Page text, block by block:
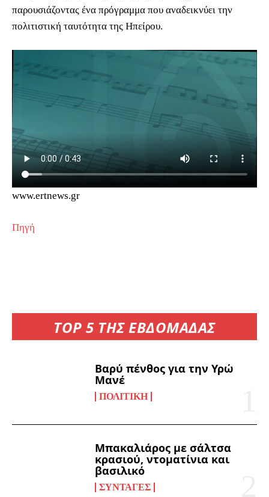
TOP 5 ΤΗΣ ΕΒΔΟΜΑΔΑΣ
Βαρύ πένθος για την Υρώ
Μανέ
ΠΟΛΙΤΙΚΉ
Μπακαλιάρος με σάλτσα
κρασιού, ντοματίνια και
βασιλικό
ΣΥΝΤΑΓΈΣ
παρουσιάζοντας ένα πρόγραμμα που αναδεικνύει την
πολιτιστική ταυτότητα της Ηπείρου.
www.ertnews.gr
Πηγή